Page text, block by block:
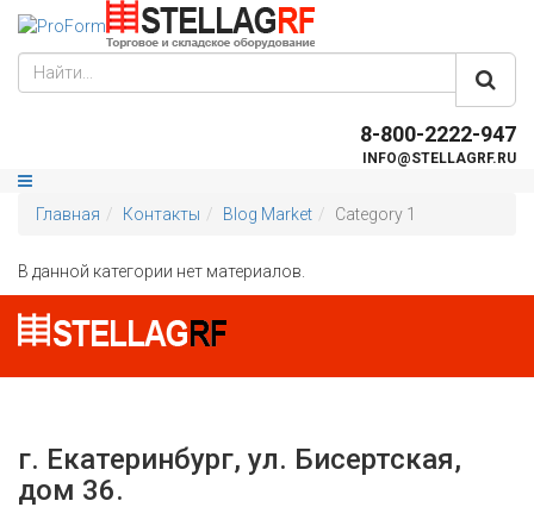
8-800-2222-947
INFO@STELLAGRF.RU
Главная Контакты Blog Market Category 1
В данной категории нет материалов.
г. Екатеринбург, ул. Бисертская,
дом 36.